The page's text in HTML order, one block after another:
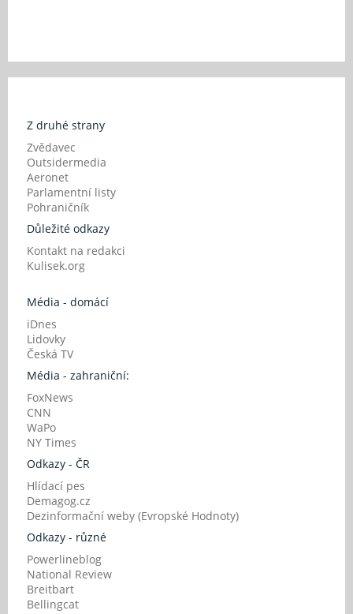
Z druhé strany
Zvědavec
Outsidermedia
Aeronet
Parlamentní listy
Pohraničník
Důležité odkazy
Kontakt na redakci
Kulisek.org
Média - domácí
iDnes
Lidovky
Česká TV
Média - zahraniční:
FoxNews
CNN
WaPo
NY Times
Odkazy - ČR
Hlídací pes
Demagog.cz
Dezinformační weby (Evropské Hodnoty)
Odkazy - různé
Powerlineblog
National Review
Breitbart
Bellingcat